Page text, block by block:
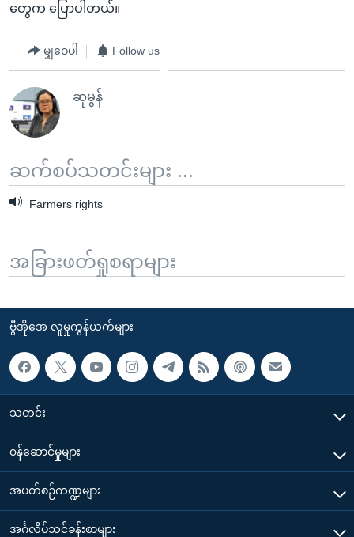
တွေက ပြောပါတယ်။
မျှဝေပါ Follow us
ဆုမွန်
ဆက်စပ်သတင်းများ ...
Farmers rights
အခြားဖတ်ရှုစရာများ
ဗွီအိုအေ လူမှုကွန်ယက်များ
သတင်း
၀န်ဆောင်မှုများ
အပတ်စဉ်ကဏ္ဍများ
အင်္ဂလိပ်သင်ခန်းစာများ